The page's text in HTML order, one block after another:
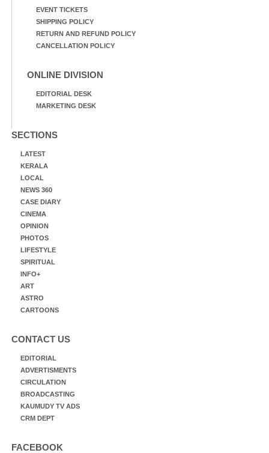
EVENT TICKETS
SHIPPING POLICY
RETURN AND REFUND POLICY
CANCELLATION POLICY
ONLINE DIVISION
EDITORIAL DESK
MARKETING DESK
SECTIONS
LATEST
KERALA
LOCAL
NEWS 360
CASE DIARY
CINEMA
OPINION
PHOTOS
LIFESTYLE
SPIRITUAL
INFO+
ART
ASTRO
CARTOONS
CONTACT US
EDITORIAL
ADVERTISMENTS
CIRCULATION
BROADCASTING
KAUMUDY TV ADS
CRM DEPT
FACEBOOK